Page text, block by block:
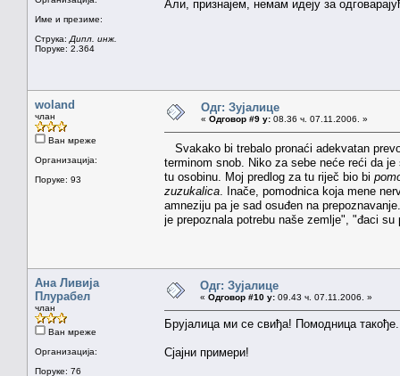
Име и презиме:
Струка: Дипл. инж.
Поруке: 2.364
Али, признајем, немам идеју за
woland
члан
Ван мреже
Организација:
Поруке: 93
Одг: Зујалице
« Одговор #9 у: 08.36 ч. 07.11.2006. »
Svakako bi trebalo pronaći adekvatan
terminom snob. Niko za sebe neće reći da
tu osobinu. Moj predlog za tu riječ bio bi
zuzukalica . Inače, pomodnica koja mene
amneziju pa je sad osuđen na
je prepoznala potrebu naše zemlje", "đaci
Ана Ливија
Плурабел
члан
Ван мреже
Организација:
Поруке: 76
Одг: Зујалице
« Одговор #10 у: 09.43 ч. 07.11.2006. »
Брујалица ми се свиђа! Помодница такође.
Сјајни примери!